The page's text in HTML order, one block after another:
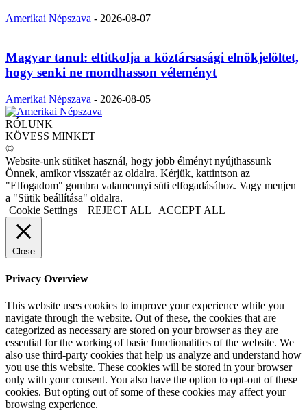
Amerikai Népszava - 2026-08-07
Magyar tanul: eltitkolja a köztársasági elnökjelöltet,
hogy senki ne mondhasson véleményt
Amerikai Népszava - 2026-08-05
RÓLUNK
KÖVESS MINKET
©
Website-unk sütiket használ, hogy jobb élményt nyújthassunk
Önnek, amikor visszatér az oldalra. Kérjük, kattintson az
"Elfogadom" gombra valamennyi süti elfogadásához. Vagy menjen
a "Sütik beállítása" oldalra.
Cookie Settings
REJECT ALL ACCEPT ALL
Close
Privacy Overview
This website uses cookies to improve your experience while you
navigate through the website. Out of these, the cookies that are
categorized as necessary are stored on your browser as they are
essential for the working of basic functionalities of the website. We
also use third-party cookies that help us analyze and understand how
you use this website. These cookies will be stored in your browser
only with your consent. You also have the option to opt-out of these
cookies. But opting out of some of these cookies may affect your
browsing experience.